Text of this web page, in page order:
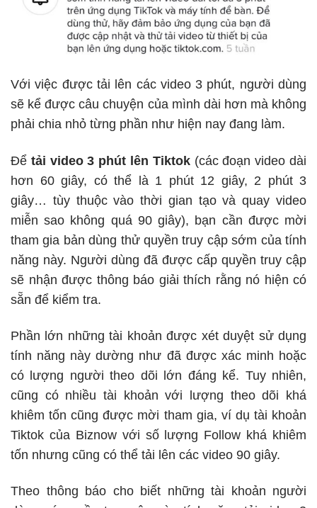
Với việc được tải lên các video 3 phút, người dùng
sẽ kể được câu chuyện của mình dài hơn mà không
phải chia nhỏ từng phần như hiện nay đang làm.
Để tải video 3 phút lên Tiktok(các đoạn video dài
hơn 60 giây, có thể là 1 phút 12 giây, 2 phút 3
giây… tùy thuộc vào thời gian tạo và quay video
miễn sao không quá 90 giây), bạn cần được mời
tham gia bản dùng thử quyền truy cập sớm của tính
năng này. Người dùng đã được cấp quyền truy cập
sẽ nhận được thông báo giải thích rằng nó hiện có
sẵn để kiểm tra.
Phần lớn những tài khoản được xét duyệt sử dụng
tính năng này dường như đã được xác minh hoặc
có lượng người theo dõi lớn đáng kể. Tuy nhiên,
cũng có nhiều tài khoản với lượng theo dõi khá
khiêm tốn cũng được mời tham gia, ví dụ tài khoản
Tiktok của Biznowvới số lượng Follow khá khiêm
tốn nhưng cũng có thể tải lên các video 90 giây.
Theo thông báo cho biết những tài khoản người